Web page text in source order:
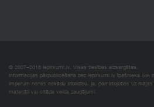
© 2007–2018 Iepirkumi.lv. Visas tiesības aizsargātas.
Informācijas pārpublicēšana bez iepirkumi.lv īpašnieka SIA
Imperum nenes nekādu atbildību, ja, pamatojoties uz
materiāli vai citāda veida zaudējumi.